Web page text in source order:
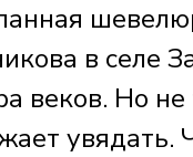
в селе
веков. Но
увядать.